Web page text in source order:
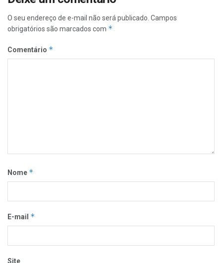
O seu endereço de e-mail não será publicado. Campos
obrigatórios são marcados com *
Comentário *
Nome *
E-mail *
Site